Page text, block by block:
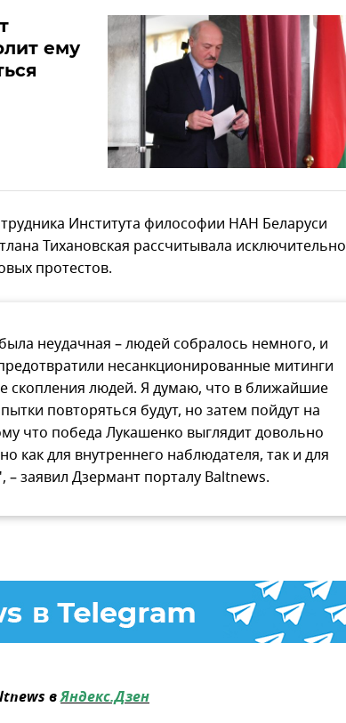
ему
Института философии НАН Беларуси
Тихановская рассчитывала исключительно
протестов.
неудачная – людей собралось немного, и
несанкционированные митинги
скопления людей. Я думаю, что в ближайшие
повторяться будут, но затем пойдут на
что победа Лукашенко выглядит довольно
как для внутреннего наблюдателя, так и для
– заявил Дзермант порталу Baltnews.
вЯндекс.Дзен